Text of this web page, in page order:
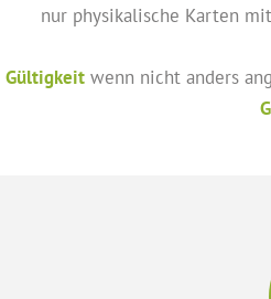
nur physikalische Karten
Gültigkeit wenn nicht anders